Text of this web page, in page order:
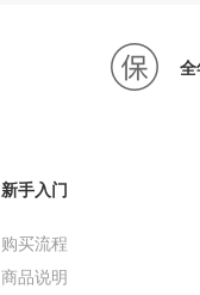
新手入门
购买流程
商品说明